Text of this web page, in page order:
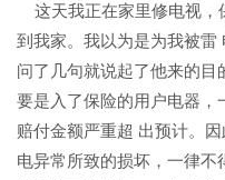
这天我正在家里修电视，
到我家。我以为是为我被雷
问了几句就说起了他来的目
要是入了保险的用户电器，
赔付金额严重超 出预计。
电异常所致的损坏，一律不